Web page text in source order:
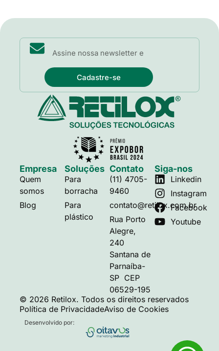
Cadastre-se
Empresa
Quem
somos
Blog
Soluções
Para
borracha
Para
plástico
Contato
(11) 4705-
9460
contato@retilox.com.br
Rua Porto
Alegre,
240
Santana de
Parnaíba-
SP CEP
06529-195
Siga-nos
Linkedin
Instagram
Facebook
Youtube
© 2026 Retilox. Todos os direitos reservados
Política de PrivacidadeAviso de Cookies
Desenvolvido por: